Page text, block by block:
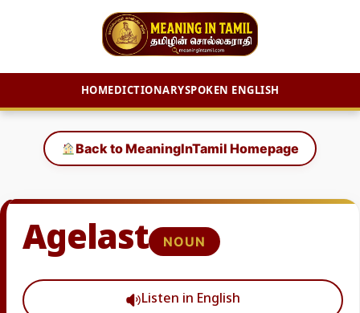
HOMEDICTIONARYSPOKEN ENGLISH
content
Back to MeaningInTamil Homepage
Agelast NOUN
Listen in English